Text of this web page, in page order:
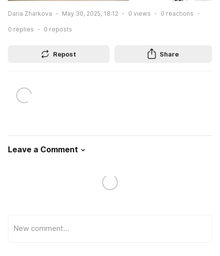
Daria Zharkova May 30, 2025, 18:12 0 views 0 reactions
0 replies 0 reposts
Repost Share
Leave a Comment